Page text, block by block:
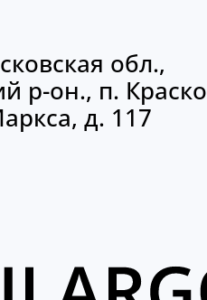
обл.,
р-он., п.
д. 117